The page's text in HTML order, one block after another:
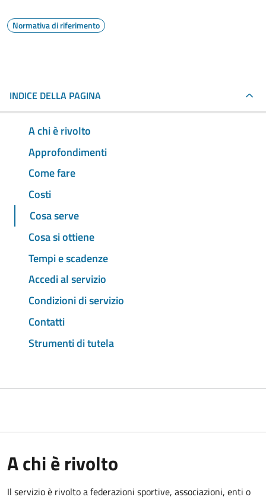
Normativa di riferimento
INDICE DELLA PAGINA
A chi è rivolto
Approfondimenti
Come fare
Costi
Cosa serve
Cosa si ottiene
Tempi e scadenze
Accedi al servizio
Condizioni di servizio
Contatti
Strumenti di tutela
A chi è rivolto
Il servizio è rivolto a federazioni sportive, associazioni, enti o